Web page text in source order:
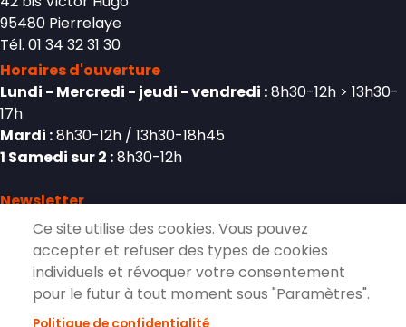
95480 Pierrelaye
Tél. 01 34 32 31 30
Horaires d'ouverture
Lundi - Mercredi - jeudi - vendredi :8h30-12h > 13h30-
17h
Mardi :8h30-12h / 13h30-18h45
1 Samedi sur 2 :8h30-12h
Newsletter
S'inscrire à la lettre d'information de
Pierrelaye
Ce site utilise des cookies. Vous pouvez
accepter et refuser des types de cookies
individuels et révoquer votre consentement
pour le futur à tout moment sous "Paramètres".